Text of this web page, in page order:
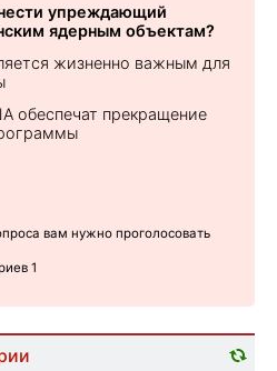
упреждающий
ядерным объектам?
жизненно важным для
обеспечат прекращение
вам нужно проголосовать
1